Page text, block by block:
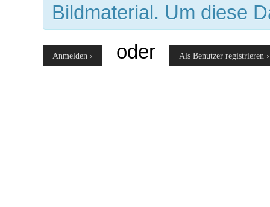
Bildmaterial. Um diese
Anmelden › oder Als Benutzer registrieren ›